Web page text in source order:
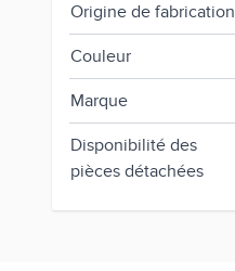
Origine de fabrication
Couleur
Marque
Disponibilité des
pièces détachées